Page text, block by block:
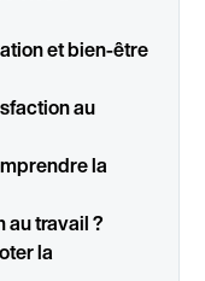
et bien-être
au
la
au travail ?
la